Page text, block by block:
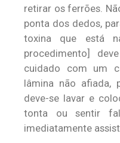
retirar os ferrões.
ponta dos dedos,
toxina que está
procedimento]
cuidado com um
lâmina não afiada,
deve-se lavar e
tonta ou sentir
imediatamente